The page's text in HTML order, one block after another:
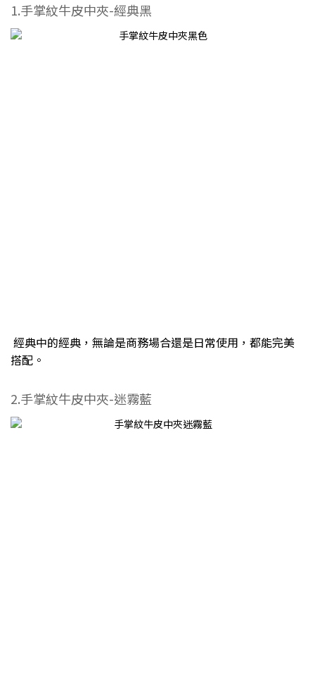
1.手掌紋牛皮中夾-經典黑
經典中的經典，無論是商務場合還是日常使用，都能完美
搭配。
2.手掌紋牛皮中夾-迷霧藍